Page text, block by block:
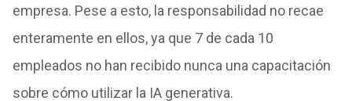
empresa. Pese a esto, la responsabilidad no recae
enteramente en ellos, ya que 7 de cada 10
empleados no han recibido nunca una capacitación
sobre cómo utilizar la IA generativa.